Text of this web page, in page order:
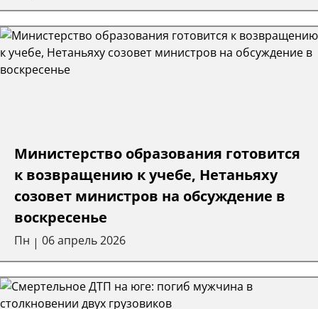
Министерство образования готовится
к возвращению к учебе, Нетаньяху
созовет министров на обсуждение в
воскресенье
Пн | 06 апрель 2026